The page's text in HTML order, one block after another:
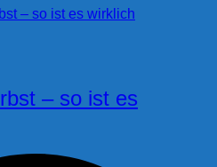
– so ist es